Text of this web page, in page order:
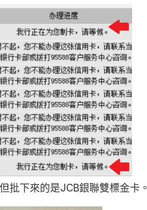
批下來的是JCB銀聯雙標金卡。